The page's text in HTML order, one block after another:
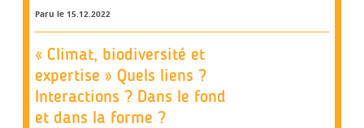
Paru le 15.12.2022
« Climat, biodiversité et
expertise » Quels liens ?
Interactions ? Dans le fond
et dans la forme ?